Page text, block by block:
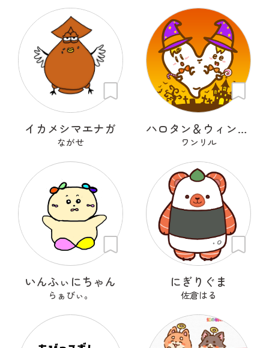
イカメシマエナガ
ながせ
ハロタン＆ウィンタン
ワンリル
いんふぃにちゃん
らぁびぃ。
にぎりぐま
佐倉はる